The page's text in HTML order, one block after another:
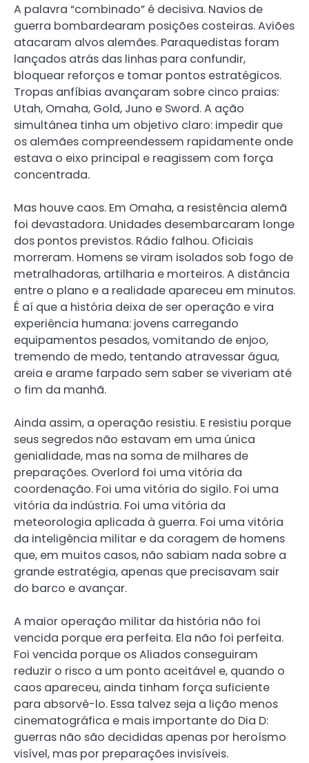
A palavra “combinado” é decisiva. Navios de
guerra bombardearam posições costeiras. Aviões
atacaram alvos alemães. Paraquedistas foram
lançados atrás das linhas para confundir,
bloquear reforços e tomar pontos estratégicos.
Tropas anfíbias avançaram sobre cinco praias:
Utah, Omaha, Gold, Juno e Sword. A ação
simultânea tinha um objetivo claro: impedir que
os alemães compreendessem rapidamente onde
estava o eixo principal e reagissem com força
concentrada.
Mas houve caos. Em Omaha, a resistência alemã
foi devastadora. Unidades desembarcaram longe
dos pontos previstos. Rádio falhou. Oficiais
morreram. Homens se viram isolados sob fogo de
metralhadoras, artilharia e morteiros. A distância
entre o plano e a realidade apareceu em minutos.
É aí que a história deixa de ser operação e vira
experiência humana: jovens carregando
equipamentos pesados, vomitando de enjoo,
tremendo de medo, tentando atravessar água,
areia e arame farpado sem saber se viveriam até
o fim da manhã.
Ainda assim, a operação resistiu. E resistiu porque
seus segredos não estavam em uma única
genialidade, mas na soma de milhares de
preparações. Overlord foi uma vitória da
coordenação. Foi uma vitória do sigilo. Foi uma
vitória da indústria. Foi uma vitória da
meteorologia aplicada à guerra. Foi uma vitória
da inteligência militar e da coragem de homens
que, em muitos casos, não sabiam nada sobre a
grande estratégia, apenas que precisavam sair
do barco e avançar.
A maior operação militar da história não foi
vencida porque era perfeita. Ela não foi perfeita.
Foi vencida porque os Aliados conseguiram
reduzir o risco a um ponto aceitável e, quando o
caos apareceu, ainda tinham força suficiente
para absorvê-lo. Essa talvez seja a lição menos
cinematográfica e mais importante do Dia D:
guerras não são decididas apenas por heroísmo
visível, mas por preparações invisíveis.